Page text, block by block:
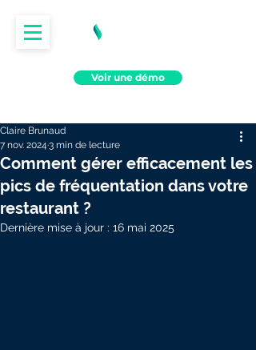
Voir une démo
Comment gérer efficacement les
pics de fréquentation dans votre
restaurant ?
Claire Brunaud
7 nov. 2024 3 min de lecture
Dernière mise à jour : 16 mai 2025